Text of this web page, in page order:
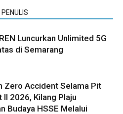
Luncurkan Unlimited 5G
di Semarang
Zero Accident Selama Pit
II 2026, Kilang Plaju
Budaya HSSE Melalui